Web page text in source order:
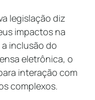
legislação diz
impactos na
inclusão do
eletrônica, o
interação com
complexos.